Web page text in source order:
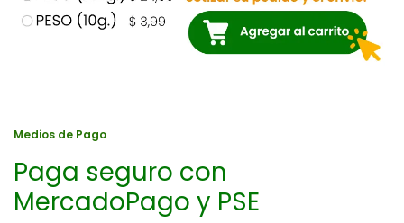
Medios de Pago
Paga seguro con
MercadoPago y PSE